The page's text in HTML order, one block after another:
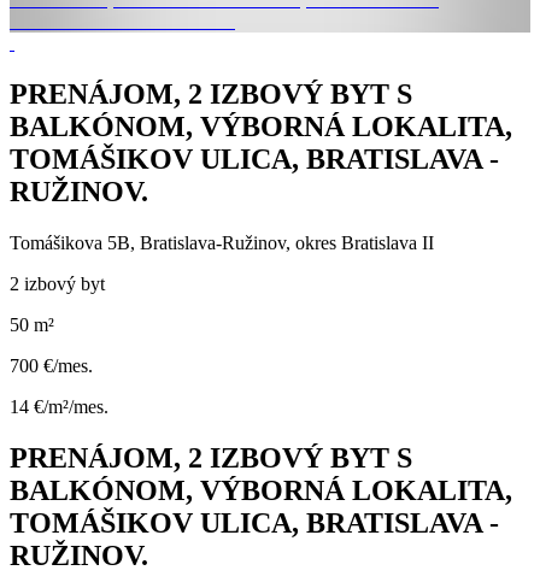
PRENÁJOM, 2 IZBOVÝ BYT S
BALKÓNOM, VÝBORNÁ LOKALITA,
TOMÁŠIKOV ULICA, BRATISLAVA -
RUŽINOV.
Tomášikova 5B, Bratislava-Ružinov, okres Bratislava II
2 izbový byt
50 m²
700 €/mes.
14 €/m²/mes.
PRENÁJOM, 2 IZBOVÝ BYT S
BALKÓNOM, VÝBORNÁ LOKALITA,
TOMÁŠIKOV ULICA, BRATISLAVA -
RUŽINOV.